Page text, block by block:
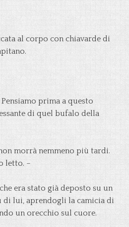
al corpo con chiavarde di
prima a questo
di quel bufalo della
morrà nemmeno più tardi.
letto. –
era stato già deposto su un
di lui, aprendogli la camicia di
un orecchio sul cuore.